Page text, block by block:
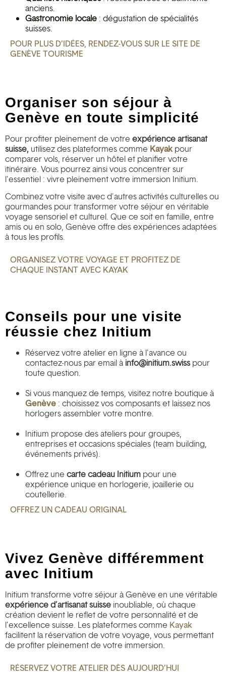
anciens.
Gastronomie locale : dégustation de spécialités
suisses.
POUR PLUS D’IDÉES, RENDEZ-VOUS SUR LE SITE DE
GENÈVE TOURISME
Organiser son séjour à
Genève en toute simplicité
Pour profiter pleinement de votre expérience artisanat
suisse, utilisez des plateformes comme Kayakpour
comparer vols, réserver un hôtel et planifier votre
itinéraire. Vous pourrez ainsi vous concentrer sur
l’essentiel : vivre pleinement votre immersion Initium.
Combinez votre visite avec d’autres activités culturelles ou
gourmandes pour transformer votre séjour en véritable
voyage sensoriel et culturel. Que ce soit en famille, entre
amis ou en solo, Genève offre des expériences adaptées
à tous les profils.
ORGANISEZ VOTRE VOYAGE ET PROFITEZ DE
CHAQUE INSTANT AVEC KAYAK
Conseils pour une visite
réussie chez Initium
Réservez votre atelier en ligne à l’avance ou
contactez-nous paremail à info@initium.swiss pour
toute question.
Si vous manquez de temps, visitez notre boutique à
Genève : choisissez vos composants et laissez nos
horlogers assembler votre montre.
Initium propose des ateliers pour groupes,
entreprises et occasions spéciales (team building,
événements privés).
Offrez une carte cadeau Initium pour une
expérience unique en horlogerie, joaillerie ou
coutellerie.
OFFREZ UN CADEAU ORIGINAL
Vivez Genève différemment
avec Initium
Initium transforme votre séjour à Genève en une véritable
expérience d’artisanat suisse inoubliable, où chaque
création devient le reflet de votre personnalité et de
l’excellence suisse. Les plateformes comme Kayak
facilitent la réservation de votre voyage, vous permettant
de profiter pleinement de votre immersion.
RÉSERVEZ VOTRE ATELIER DÈS AUJOURD’HUI